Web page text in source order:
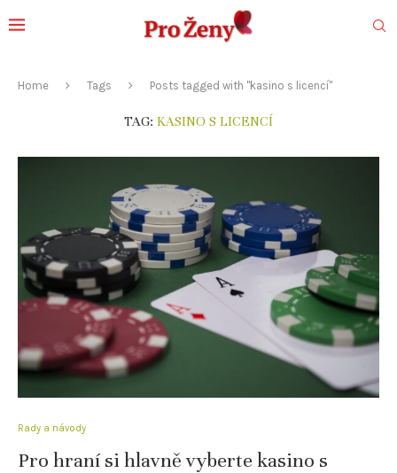
Home Tags Posts tagged with "kasino s licencí"
TAG: KASINO S LICENCÍ
Rady a návody
Pro hraní si hlavně vyberte kasino s